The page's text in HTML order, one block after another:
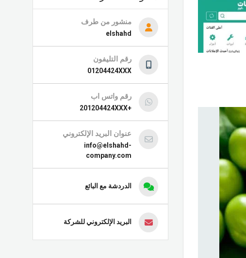
منشور من طرف
elshahd
رقم التليفون
01204424XXX
رقم واتس اب
+201204424XXX
عنوان البريد الإلكتروني
info@elshahd-
company.com
الدردشة مع البائع
البريد الإلكتروني للشركة